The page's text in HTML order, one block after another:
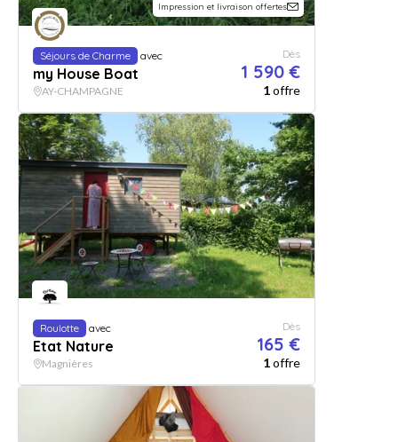
Impression et livraison offertes
Séjours de Charme avec
my House Boat
Dès
1 590 €
AY-CHAMPAGNE 1offre
Roulotte avec
Etat Nature
Dès
165 €
Magnières 1offre